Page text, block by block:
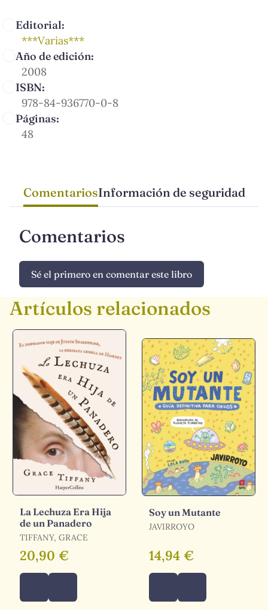
Editorial:
***Varias***
Año de edición:
2008
ISBN:
978-84-936770-0-8
Páginas:
48
ComentariosInformación de seguridad
Comentarios
Sé el primero en comentar este libro
Artículos relacionados
La Lechuza Era Hija
de un Panadero
TIFFANY, GRACE
20,90 €
Soy un Mutante
JAVIRROYO
14,94 €